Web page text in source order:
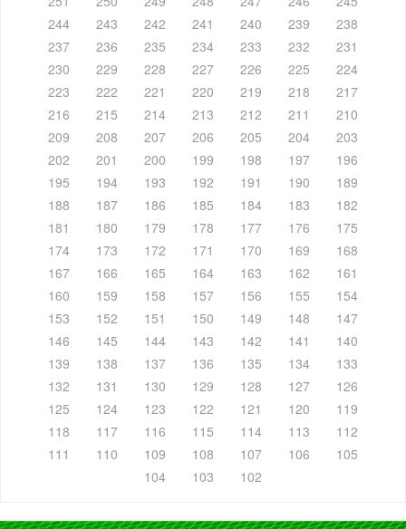
244
243 242 241 240 239
238
237
236 235 234 233 232
231
230
229 228 227 226 225
224
223
222 221 220 219 218
217
216
215 214 213 212 211
210
209
208 207 206 205 204
203
202
201 200 199 198 197
196
195
194 193 192 191 190
189
188
187 186 185 184 183
182
181
180 179 178 177 176
175
174
173 172 171 170 169
168
167
166 165 164 163 162
161
160
159 158 157 156 155
154
153
152 151 150 149 148
147
146
145 144 143 142 141
140
139
138 137 136 135 134
133
132
131 130 129 128 127
126
125
124 123 122 121 120
119
118
117 116 115 114 113
112
111
110 109 108 107 106
105
104
103 102